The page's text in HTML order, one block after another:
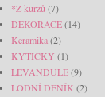
*Z kurzů (7)
DEKORACE(14)
Keramika(2)
KYTIČKY (1)
LEVANDULE(9)
LODNÍ DENÍK (2)